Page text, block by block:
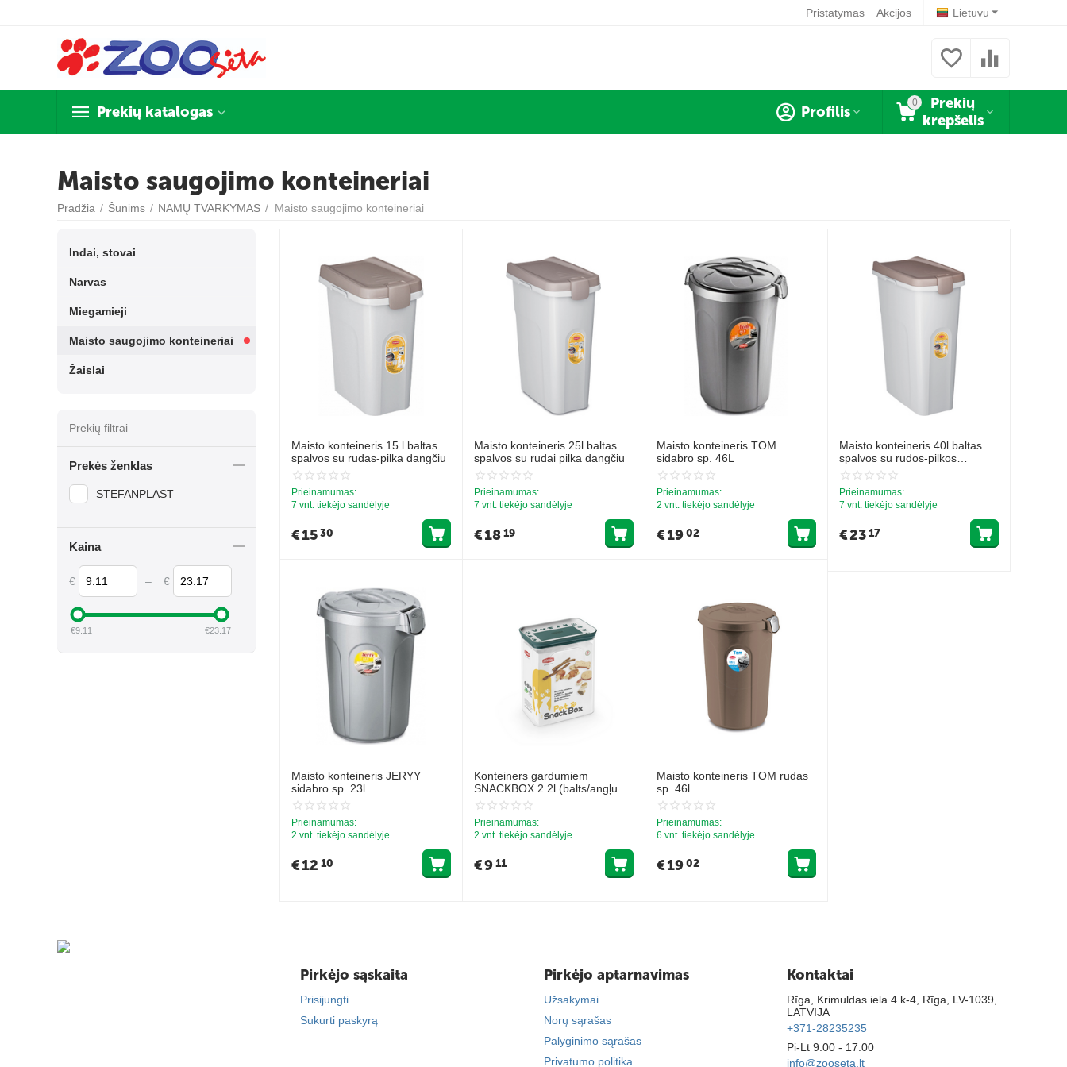
Lietuvu
Pristatymas Akcijos
Prekių katalogas
0
Prekių
krepšelis
Profilis
Maisto saugojimo konteineriai
Pradžia / Šunims / NAMŲ TVARKYMAS / Maisto saugojimo konteineriai
Maisto konteineris 15 l baltas
spalvos su rudas-pilka dangčiu
Prieinamumas:
7 vnt. tiekėjo sandėlyje
€1530
Maisto konteineris 25l baltas
spalvos su rudai pilka dangčiu
Prieinamumas:
7 vnt. tiekėjo sandėlyje
€1819
Maisto konteineris TOM
sidabro sp. 46L
Prieinamumas:
2 vnt. tiekėjo sandėlyje
€1902
Maisto konteineris 40l baltas
spalvos su rudos-pilkos
atspalvio dangteliu
Prieinamumas:
7 vnt. tiekėjo sandėlyje
€2317
Maisto konteineris JERYY
sidabro sp. 23l
Prieinamumas:
2 vnt. tiekėjo sandėlyje
€12 10
Konteiners gardumiem
SNACKBOX 2.2l (balts/angļu
zaļš)
Prieinamumas:
2 vnt. tiekėjo sandėlyje
€911
Maisto konteineris TOM rudas
sp. 46l
Prieinamumas:
6 vnt. tiekėjo sandėlyje
€1902
Indai, stovai
Narvas
Miegamieji
Maisto saugojimo konteineriai
Žaislai
Prekių filtrai
Prekės ženklas
STEFANPLAST
Kaina
€ – €
€9.11 €23.17
Pirkėjo sąskaita
Prisijungti
Sukurti paskyrą
Pirkėjo aptarnavimas
Užsakymai
Norų sąrašas
Palyginimo sąrašas
Privatumo politika
Kontaktai
Rīga, Krimuldas iela 4 k-4, Rīga, LV-1039,
LATVIJA
+371-28235235
Pi-Lt 9.00 - 17.00
info@zooseta.lt